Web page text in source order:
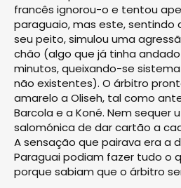
francês ignorou-o e tentou
paraguaio, mas este, sentindo
seu peito, simulou uma
chão (algo que já tinha
minutos, queixando-se
não existentes). O árbitro
amarelo a Oliseh, tal como
Barcola e a Koné. Nem sequer
salomónica de dar cartão a
A sensação que pairava era a
Paraguai podiam fazer tudo o
porque sabiam que o árbitro